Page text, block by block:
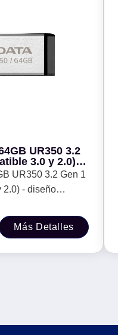
UR350 3.2
3.0 y 2.0) -
tapa. Color
64G-
UR350 3.2 Gen 1
2.0) - diseño
Más Detalles